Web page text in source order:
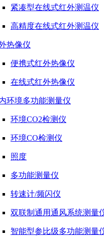
紧凑型在线式红外测温仪
高精度在线式红外测温仪
热像仪
便携式红外热像仪
在线式红外热像仪
环境多功能测量仪
环境CO2检测仪
环境CO检测仪
照度
多功能测量仪
转速计/频闪仪
双联制通用通风系统测量
智能型参比级多功能测量